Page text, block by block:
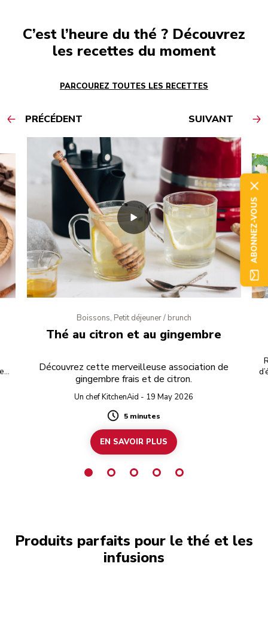
C’est l’heure du thé ? Découvrez
les recettes du moment
PARCOUREZ TOUTES LES RECETTES
PRÉCÉDENT SUIVANT
Boissons, Petit déjeuner / brunch
Thé au citron et au gingembre
Découvrez cette merveilleuse association de
gingembre frais et de citron.
Un chef KitchenAid - 19 May 2026
Duration
5 minutes
EN SAVOIR PLUS
Produits parfaits pour le thé et les
infusions
ABONNEZ-VOUS